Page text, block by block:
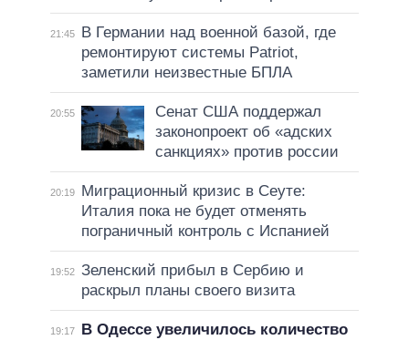
21:45
В Германии над военной базой, где
ремонтируют системы Patriot,
заметили неизвестные БПЛА
20:55
Сенат США поддержал
законопроект об «адских
санкциях» против россии
20:19
Миграционный кризис в Сеуте:
Италия пока не будет отменять
пограничный контроль с Испанией
19:52 Зеленский прибыл в Сербию и
раскрыл планы своего визита
19:17
В Одессе увеличилось количество